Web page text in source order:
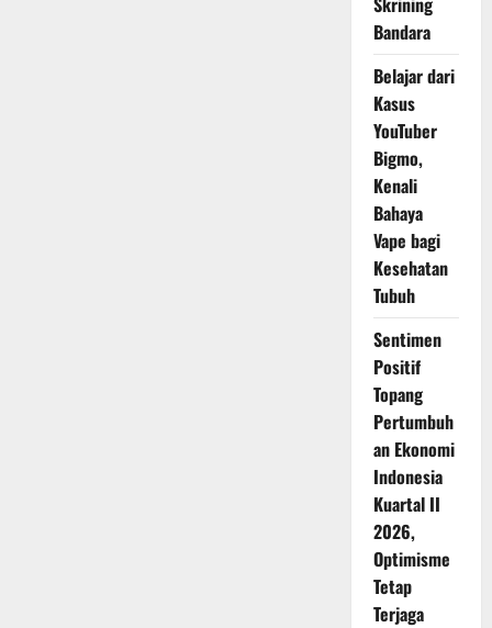
Bandara
Belajar dari
Kasus
YouTuber
Bigmo,
Kenali
Bahaya
Vape bagi
Kesehatan
Tubuh
Sentimen
Positif
Topang
Pertumbuh
an Ekonomi
Indonesia
Kuartal II
2026,
Optimisme
Tetap
Terjaga